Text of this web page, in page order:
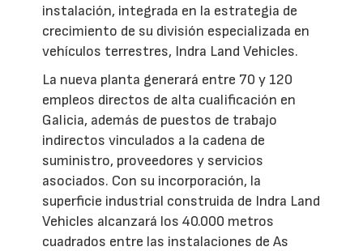
instalación, integrada en la estrategia de
crecimiento de su división especializada en
vehículos terrestres, Indra Land Vehicles.
La nueva planta generará entre 70 y 120
empleos directos de alta cualificación en
Galicia, además de puestos de trabajo
indirectos vinculados a la cadena de
suministro, proveedores y servicios
asociados. Con su incorporación, la
superficie industrial construida de Indra Land
Vehicles alcanzará los 40.000 metros
cuadrados entre las instalaciones de As